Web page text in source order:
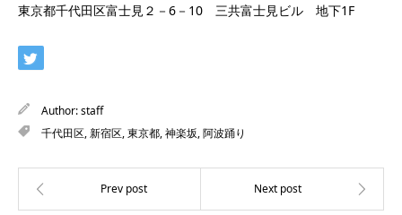
東京都千代田区富士見２－6－10 三共富士見ビル 地下1F
Author:staff
千代田区,新宿区,東京都,神楽坂,阿波踊り